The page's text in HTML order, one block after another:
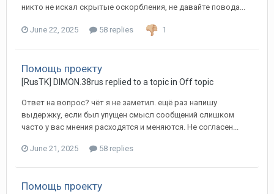
никто не искал скрытые оскорбления, не давайте повода...
June 22, 2025 58 replies 1
Помощь проекту
[RusTK] DIMON.38rus replied to a topic in Off topic
Ответ на вопрос? чёт я не заметил. ещё раз напишу
выдержку, если был упущен смысл сообщений слишком
часто у вас мнения расходятся и меняются. Не согласен...
June 21, 2025 58 replies
Помощь проекту